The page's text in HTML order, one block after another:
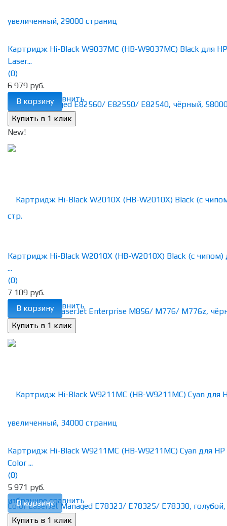
избранное сравнить
Картридж Hi-Black W9037MC (HB-W9037MC) Black для HP
Laser...
(0)
6 979 руб.
В корзину
New!
избранное сравнить
Картридж Hi-Black W2010X (HB-W2010X) Black (с чипом)
...
(0)
7 109 руб.
В корзину
избранное сравнить
Картридж Hi-Black W9211MC (HB-W9211MC) Cyan для HP
Color ...
(0)
5 971 руб.
В корзину